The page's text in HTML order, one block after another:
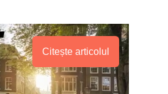
Citește articolul